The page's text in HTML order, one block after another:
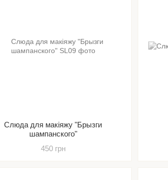
Слюда для макіяжу "Брызги
шампанского"
450 грн